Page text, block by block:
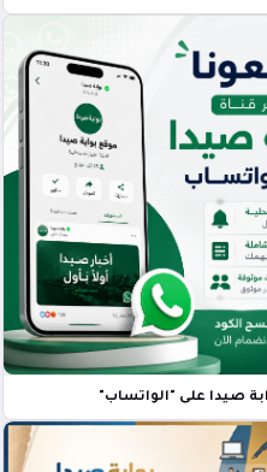
صيدا على "الواتساب"